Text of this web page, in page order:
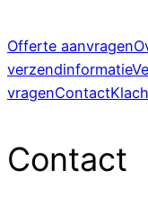
Offerte aanvragen
verzendinformatie
vragenContact
Contact